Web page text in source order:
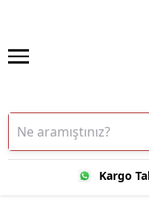
Kargo